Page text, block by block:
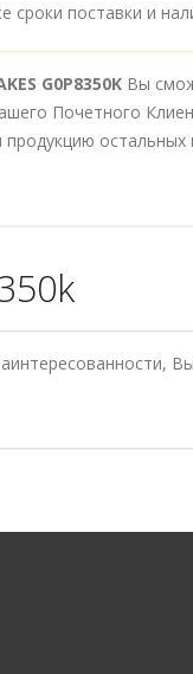
поставки и
G0P8350K Вы
Почетного
продукцию